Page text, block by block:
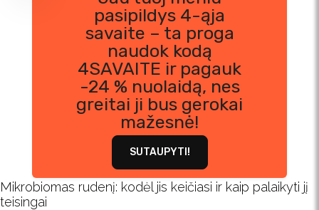
pasipildys 4-ąja
savaite – ta proga
naudok kodą
4SAVAITE ir pagauk
-24 % nuolaidą, nes
greitai ji bus gerokai
mažesnė!
SUTAUPYTI!
Mikrobiomas rudenį: kodėl jis keičiasi ir kaip palaikyti jį
teisingai